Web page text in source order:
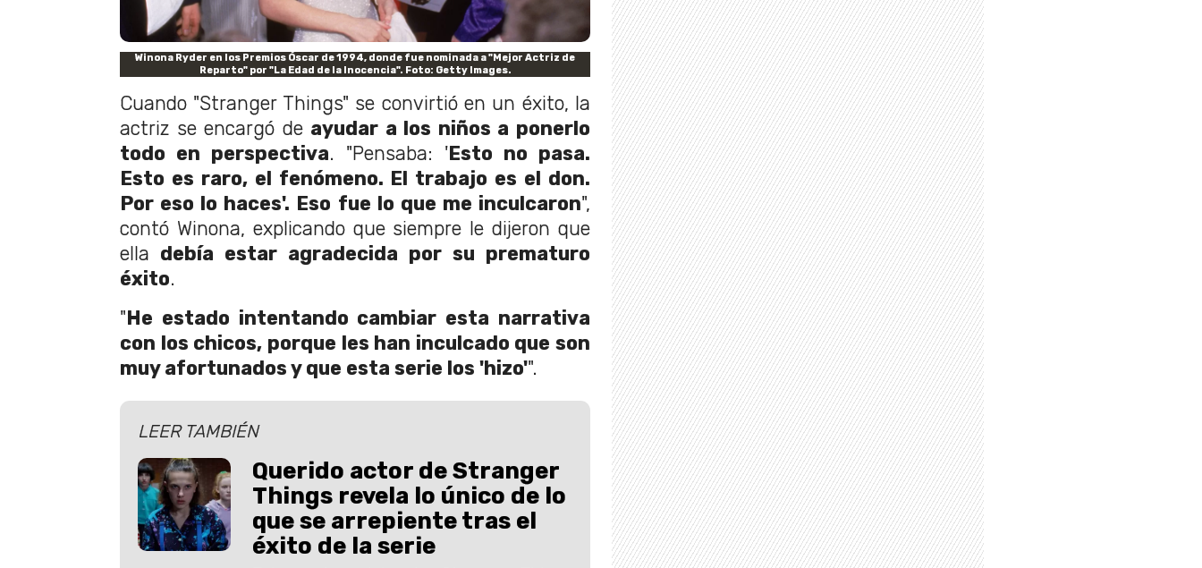
Winona Ryder en los Premios Óscar de 1994, donde fue nominada a "Mejor Actriz de
Reparto" por "La Edad de la Inocencia". Foto: Getty Images.
Cuando "Stranger Things" se convirtió en un éxito, la
actriz se encargó de ayudar a los niños a ponerlo
todo en perspectiva. "Pensaba: ' Esto no pasa.
Esto es raro, el fenómeno. El trabajo es el don.
Por eso lo haces'. Eso fue lo que me inculcaron",
contó Winona, explicando que siempre le dijeron que
ella debía estar agradecida por su prematuro
éxito.
" He estado intentando cambiar esta narrativa
con los chicos, porque les han inculcado que son
muy afortunados y que esta serie los 'hizo'".
LEER TAMBIÉN
Querido actor de Stranger
Things revela lo único de lo
que se arrepiente tras el
éxito de la serie